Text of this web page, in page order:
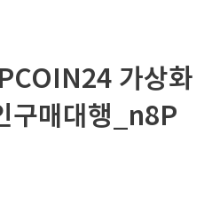
가상화
구매대행_n8P